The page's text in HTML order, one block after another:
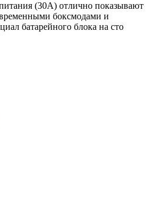
(30A) отлично показывают
боксмодами и
батарейного блока на сто